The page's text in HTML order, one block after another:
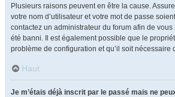
Plusieurs raisons peuvent en être la cause.
votre nom d’utilisateur et votre mot de passe
contactez un administrateur du forum afin de
été banni. Il est également possible que le
problème de configuration et qu’il soit nécessaire
Haut
Je m’étais déjà inscrit par le passé mais ne